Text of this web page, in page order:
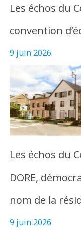
Les échos du
convention
9 juin 2026
Les échos du
DORE,
nom de la
9 juin 2026